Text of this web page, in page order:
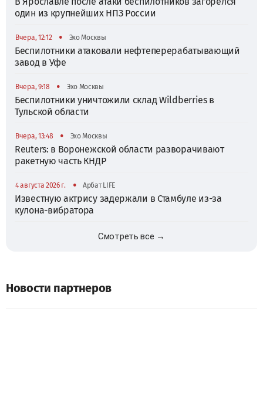
один из крупнейших НПЗ России
Вчера, 12:12 • Эхо Москвы
Беспилотники атаковали нефтеперерабатывающий
завод в Уфе
Вчера, 9:18 • Эхо Москвы
Беспилотники уничтожили склад Wildberries в
Тульской области
Вчера, 13:48 • Эхо Москвы
Reuters: в Воронежской области разворачивают
ракетную часть КНДР
4 августа 2026 г. • Арбат LIFE
Известную актрису задержали в Стамбуле из-за
кулона-вибратора
Смотреть все →
Новости партнеров